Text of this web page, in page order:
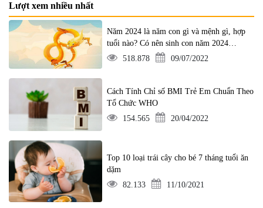
Lượt xem nhiều nhất
Năm 2024 là năm con gì và mệnh gì, hợp
tuổi nào? Có nên sinh con năm 2024
không?518.878 09/07/2022
Cách Tính Chỉ số BMI Trẻ Em Chuẩn Theo
Tổ Chức WHO
154.565
20/04/2022
Top 10 loại trái cây cho bé 7 tháng tuổi ăn
dặm
82.133
11/10/2021